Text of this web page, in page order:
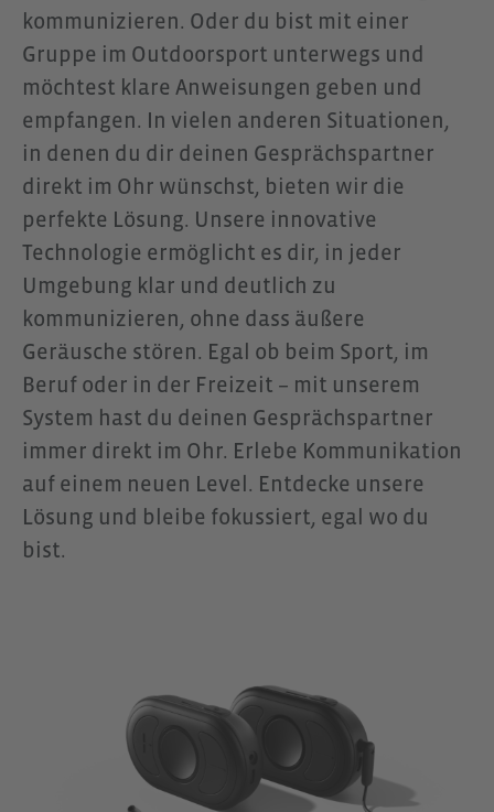
gefragt sind. Der OpenComm2
überzeugt durch eine stabile
Bluetooth 5.1-Verbindung, bis zu
16 Stunden Gesprächszeit und ein
robustes, leichtes Design für den
täglichen Einsatz. Besonders im
Zusammenspiel mit dem
CEECOACH PLUS entfaltet das
Headset seine volle Stärke: Die
Kombination ermöglicht eine
gezielte, klare Kommunikation
innerhalb von Gruppen, ohne
Ablenkung, Kabel oder unnötige
technische Hürden. Der
OpenComm2 eignet sich
besonders für Trainer:innen,
Verbindung mit CEECOACH PLUS
entsteht eine verlässliche
Kommunikationslösung für
anspruchsvolle Umgebungen, bei
kommunizieren. Oder du bist mit einer
Gruppe im Outdoorsport unterwegs und
möchtest klare Anweisungen geben und
empfangen. In vielen anderen Situationen,
in denen du dir deinen Gesprächspartner
direkt im Ohr wünschst, bieten wir die
perfekte Lösung. Unsere innovative
Technologie ermöglicht es dir, in jeder
Umgebung klar und deutlich zu
kommunizieren, ohne dass äußere
Geräusche stören. Egal ob beim Sport, im
Beruf oder in der Freizeit – mit unserem
System hast du deinen Gesprächspartner
immer direkt im Ohr. Erlebe Kommunikation
auf einem neuen Level. Entdecke unsere
Lösung und bleibe fokussiert, egal wo du
bist.